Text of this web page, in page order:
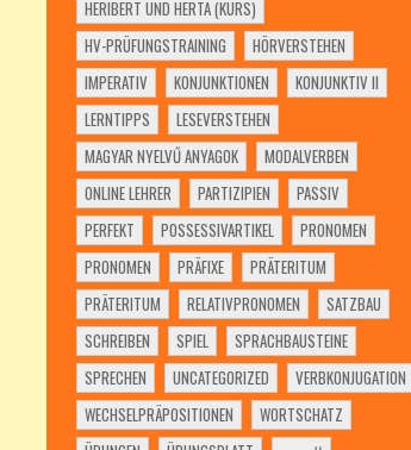
HERIBERT UND HERTA (KURS)
HV-PRÜFUNGSTRAINING
HÖRVERSTEHEN
IMPERATIV
KONJUNKTIONEN
KONJUNKTIV II
LERNTIPPS
LESEVERSTEHEN
MAGYAR NYELVŰ ANYAGOK
MODALVERBEN
ONLINE LEHRER
PARTIZIPIEN
PASSIV
PERFEKT
POSSESSIVARTIKEL
PRONOMEN
PRONOMEN
PRÄFIXE
PRÄTERITUM
PRÄTERITUM
RELATIVPRONOMEN
SATZBAU
SCHREIBEN
SPIEL
SPRACHBAUSTEINE
SPRECHEN
UNCATEGORIZED
VERBKONJUGATION
WECHSELPRÄPOSITIONEN
WORTSCHATZ